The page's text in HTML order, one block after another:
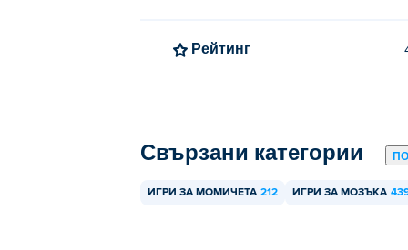
Рейтинг
Свързани категории
ИГРИ ЗА МОМИЧЕТА 212 ИГРИ ЗА МОЗЪКА